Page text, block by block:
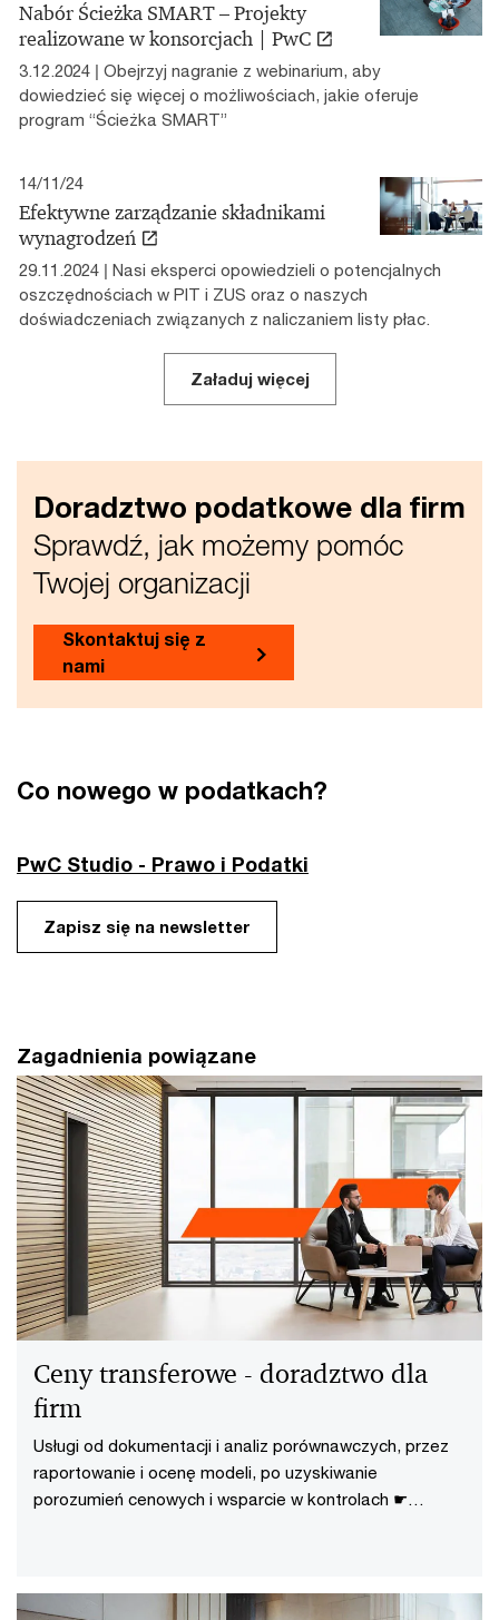
Nabór Ścieżka SMART – Projekty
realizowane w konsorcjach | PwC
3.12.2024 | Obejrzyj nagranie z webinarium, aby
dowiedzieć się więcej o możliwościach, jakie oferuje
program “Ścieżka SMART”
14/11/24
Efektywne zarządzanie składnikami
wynagrodzeń
29.11.2024 | Nasi eksperci opowiedzieli o potencjalnych
oszczędnościach w PIT i ZUS oraz o naszych
doświadczeniach związanych z naliczaniem listy płac.
Załaduj więcej
Doradztwo podatkowe dla firm
Sprawdź, jak możemy pomóc
Twojej organizacji
Skontaktuj się z
nami
Co nowego w podatkach?
PwC Studio - Prawo i Podatki
Zapisz się na newsletter
Zagadnienia powiązane
Ceny transferowe - doradztwo dla
firm
Usługi od dokumentacji i analiz porównawczych, przez
raportowanie i ocenę modeli, po uzyskiwanie
porozumień cenowych i wsparcie w kontrolach ☛